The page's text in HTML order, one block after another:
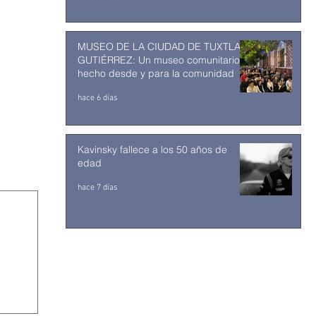
MUSEO DE LA CIUDAD DE TUXTLA
GUTIÉRREZ: Un museo comunitario
hecho desde y para la comunidad
hace 6 días
Kavinsky fallece a los 50 años de
edad
hace 7 días